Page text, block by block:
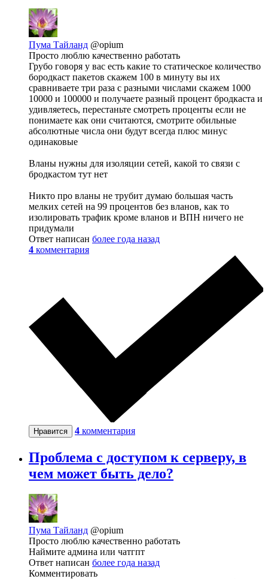
Пума Тайланд @opium
Просто люблю качественно работать
Грубо говоря у вас есть какие то статическое количество
бородкаст пакетов скажем 100 в минуту вы их
сравниваете три раза с разными числами скажем 1000
10000 и 100000 и получаете разный процент бродкаста и
удивляетесь, перестаньте смотреть проценты если не
понимаете как они считаются, смотрите обильные
абсолютные числа они будут всегда плюс минус
одинаковые
Вланы нужны для изоляции сетей, какой то связи с
бродкастом тут нет
Никто про вланы не трубит думаю большая часть
мелких сетей на 99 процентов без вланов, как то
изолировать трафик кроме вланов и ВПН ничего не
придумали
Ответ написан более года назад
4 комментария
Нравится 4 комментария
Проблема с доступом к серверу, в
чем может быть дело?
Пума Тайланд @opium
Просто люблю качественно работать
Наймите админа или чатгпт
Ответ написан более года назад
Комментировать